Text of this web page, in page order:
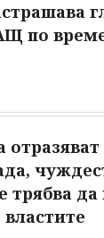
по
да